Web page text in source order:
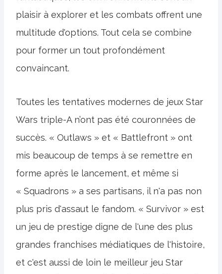
plaisir à explorer et les combats offrent une
multitude d'options. Tout cela se combine
pour former un tout profondément
convaincant.
Toutes les tentatives modernes de jeux Star
Wars triple-A n’ont pas été couronnées de
succès. « Outlaws » et « Battlefront » ont
mis beaucoup de temps à se remettre en
forme après le lancement, et même si
« Squadrons » a ses partisans, il n'a pas non
plus pris d'assaut le fandom. « Survivor » est
un jeu de prestige digne de l'une des plus
grandes franchises médiatiques de l'histoire,
et c'est aussi de loin le meilleur jeu Star